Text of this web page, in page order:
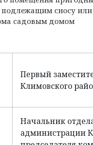
сносу
садовым домом
Первый
Климовского
Начальник
администрации